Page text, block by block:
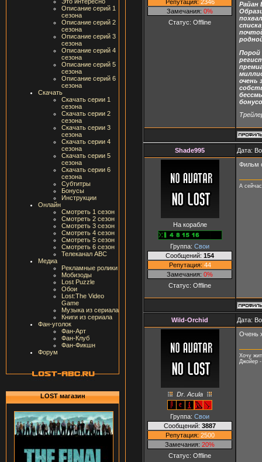
Описание серий 1
сезона
Описание серий 2
сезона
Описание серий 3
сезона
Описание серий 4
сезона
Описание серий 5
сезона
Описание серий 6
сезона
Скачать
Скачать серии 1
сезона
Скачать серии 2
сезона
Скачать серии 3
сезона
Скачать серии 4
сезона
Скачать серии 5
сезона
Скачать серии 6
сезона
Субтитры
Бонусы
Инструкции
Онлайн
Смотреть 1 сезон
Смотреть 2 сезон
Смотреть 3 сезон
Смотреть 4 сезон
Смотреть 5 сезон
Смотреть 6 сезон
Телеканал ABC
Медиа
Рекламные ролики
Мобизоды
Lost Puzzle
Обои
Lost:The Video
Game
Музыка из сериала
Книги из сериала
Фан-уголок
Фан-Арт
Фан-Клуб
Фан-Фикшн
Форум
LOST магазин
Репутация: 2346
Замечания: 0%
Статус: Offline
Райан
Порой
очень
Shade995 Дата:
На корабле
Группа: Свои
Сообщений: 154
Репутация: 44
Замечания: 0%
Статус: Offline
Фильм
А
Wild-Orchid Дата:
Dr. Acula
Группа: Свои
Сообщений: 3887
Репутация: 2500
Замечания: 20%
Статус: Offline
Очень
Хочу
Джойер